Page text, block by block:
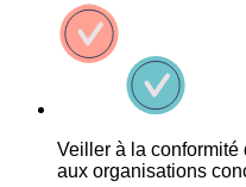
Veiller à la conformité
aux organisations